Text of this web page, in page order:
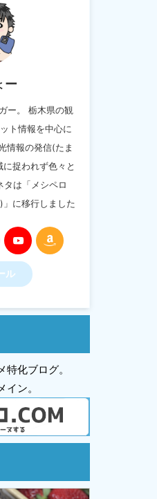
ー
ー。 栃木県の観
ト情報を中心に
情報の発信(たま
捉われず色々と
は「メシペロ
に移行しました
ル
化ブログ。
ン。